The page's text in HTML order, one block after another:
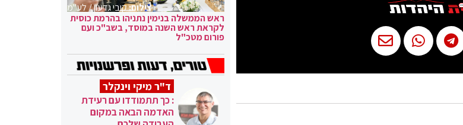
צילום:קובי גדעון / לע"מ
ראש הממשלה בנימין נתניהו בהרמת כוסית
לקראת ראש השנה במוסד, בשב"כ ועם
פורום מטכ"ל
ד"ר מיקי וינקלר
: כך תתמודדו עם רעידת
האדמה הבאה במקום